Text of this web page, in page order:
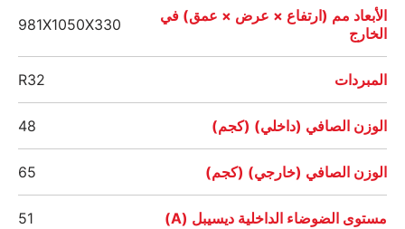
الأبعاد مم (ارتفاع × عرض × عمق) في
الخارج
981X1050X330
المبردات R32
الوزن الصافي (داخلي) (كجم) 48
الوزن الصافي (خارجي) (كجم) 65
مستوى الضوضاء الداخلية ديسيبل (A) 51